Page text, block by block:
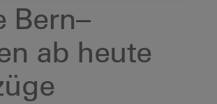
Bern–
ab heute